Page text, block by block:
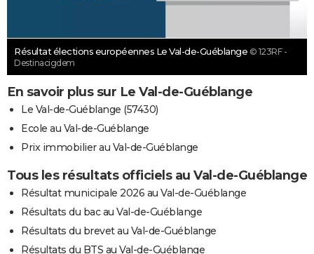
Résultat élections européennes Le Val-de-Guéblange © 123RF -
Destinacigdem
En savoir plus sur Le Val-de-Guéblange
Le Val-de-Guéblange (57430)
Ecole au Val-de-Guéblange
Prix immobilier au Val-de-Guéblange
Tous les résultats officiels au Val-de-Guéblange
Résultat municipale 2026 au Val-de-Guéblange
Résultats du bac au Val-de-Guéblange
Résultats du brevet au Val-de-Guéblange
Résultats du BTS au Val-de-Guéblange